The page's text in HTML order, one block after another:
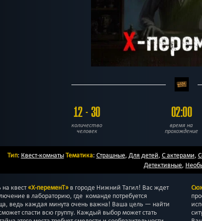
12 - 30
количество
человек
02:00
время на
прохождение
Тип: Квест-комнатыТематика: Страшные, Для детей, С актерами,
Детективные,
квест«Х-переменТ» в городе Нижний Тагил! Вас ждет
в лабораторию, где команде потребуется
ведь каждая минута очень важна! Ваша цель — найти
спасти всю группу. Каждый выбор может стать